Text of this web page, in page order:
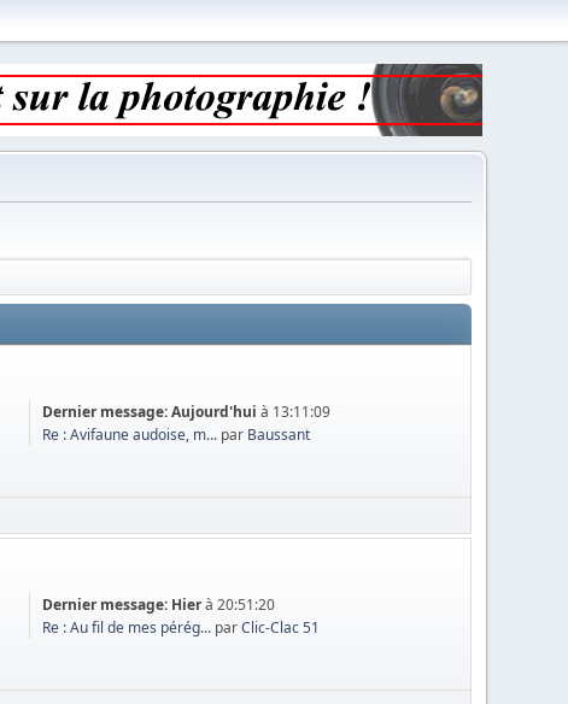
Dernier message:Aujourd'hui à 13:11:09
Re : Avifaune audoise, m... par Baussant
Dernier message: Hierà 20:51:20
Re : Au fil de mes pérég... parClic-Clac 51